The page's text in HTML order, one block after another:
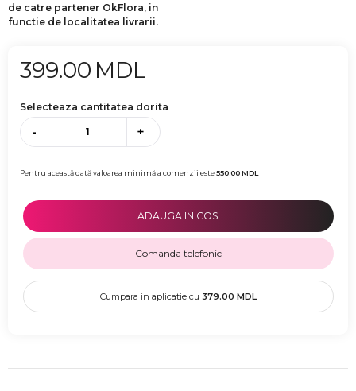
de catre partener OkFlora, in
functie de localitatea livrarii.
399.00 MDL
Selecteaza cantitatea dorita
- +
Pentru această dată valoarea minimă a comenzii este550.00MDL
ADAUGA IN COS
Comanda telefonic
Cumpara in aplicatie cu 379.00 MDL